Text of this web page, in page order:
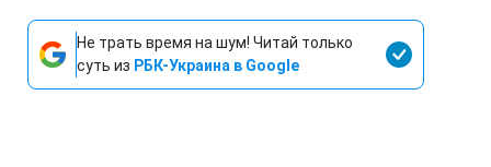
Не трать время на шум! Читай только
суть из РБК-Украина в Google